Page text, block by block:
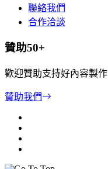
聯絡我們
合作洽談
贊助50+
歡迎贊助支持好內容製作
贊助我們